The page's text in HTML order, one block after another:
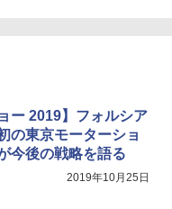
ー 2019】フォルシア
の東京モーターショ
今後の戦略を語る
2019年10月25日